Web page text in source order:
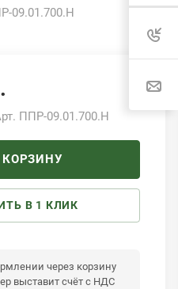
09.01.700.Н
ППР-09.01.700.Н
КОРЗИНУ
В 1 КЛИК
через корзину
выставит счёт с НДС